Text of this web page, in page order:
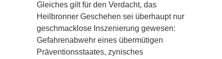
Gleiches gilt für den Verdacht, das
Heilbronner Geschehen sei überhaupt nur
geschmacklose Inszenierung gewesen:
Gefahrenabwehr eines übermütigen
Präventionsstaates, zynisches